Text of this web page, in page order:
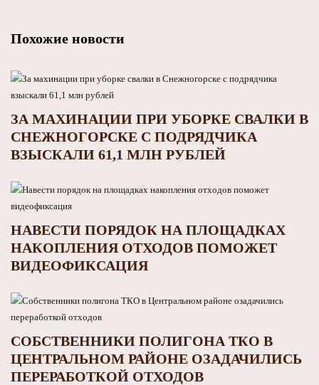
Похожие новости
ЗА МАХИНАЦИИ ПРИ УБОРКЕ СВАЛКИ В
СНЕЖНОГОРСКЕ С ПОДРЯДЧИКА
ВЗЫСКАЛИ 61,1 МЛН РУБЛЕЙ
НАВЕСТИ ПОРЯДОК НА ПЛОЩАДКАХ
НАКОПЛЕНИЯ ОТХОДОВ ПОМОЖЕТ
ВИДЕОФИКСАЦИЯ
СОБСТВЕННИКИ ПОЛИГОНА ТКО В
ЦЕНТРАЛЬНОМ РАЙОНЕ ОЗАДАЧИЛИСЬ
ПЕРЕРАБОТКОЙ ОТХОДОВ